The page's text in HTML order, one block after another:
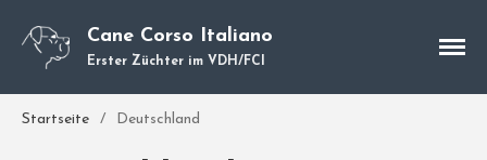
Cane Corso Italiano
Erster Züchter im VDH/FCI
Startseite / Deutschland